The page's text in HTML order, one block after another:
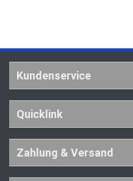
Kundenservice
Quicklink
Zahlung & Versand